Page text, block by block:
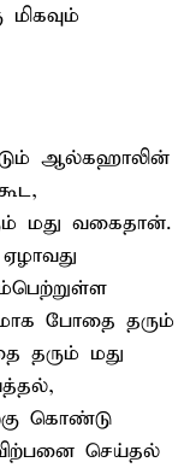
ஆல்கஹாலின்
மது வகைதான்.
போதை தரும்
தரும் மது
கொண்டு
செய்தல்